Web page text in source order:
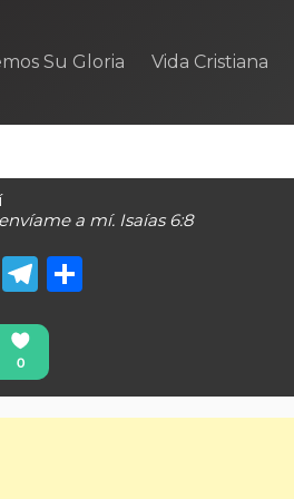
Su Gloria Vida Cristiana
a mí. Isaías 6:8
EmailTelegram